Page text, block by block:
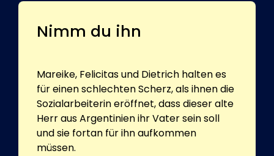
Nimm du ihn
Mareike, Felicitas und Dietrich halten es
für einen schlechten Scherz, als ihnen die
Sozialarbeiterin eröffnet, dass dieser alte
Herr aus Argentinien ihr Vater sein soll
und sie fortan für ihn aufkommen
müssen.